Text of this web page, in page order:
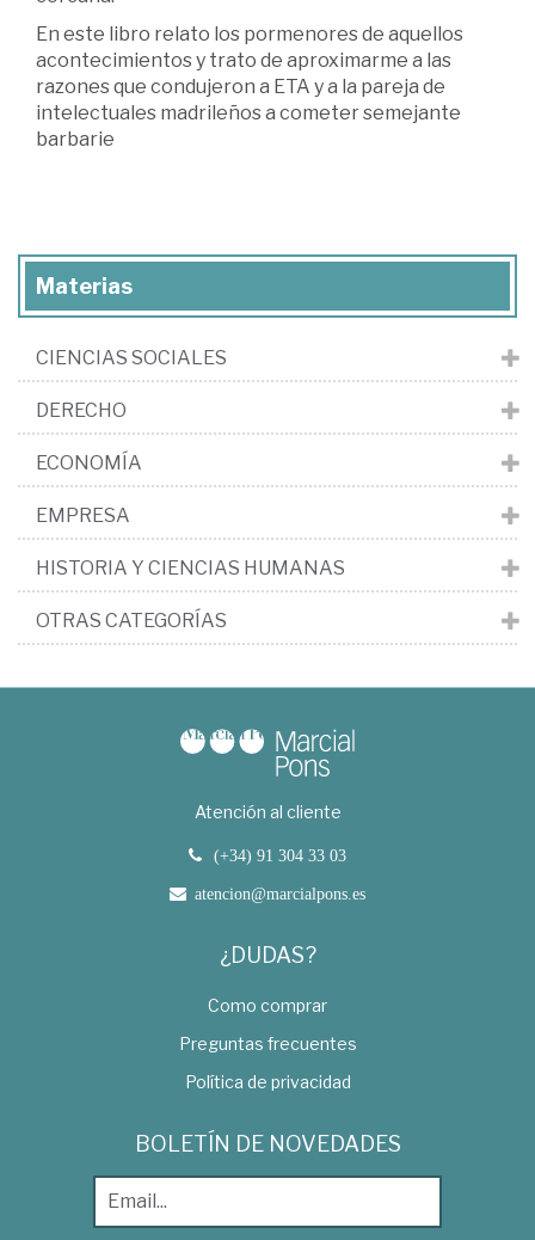
En este libro relato los pormenores de aquellos
acontecimientos y trato de aproximarme a las
razones que condujeron a ETA y a la pareja de
intelectuales madrileños a cometer semejante
barbarie
Materias
CIENCIAS SOCIALES
DERECHO
ECONOMÍA
EMPRESA
HISTORIA Y CIENCIAS HUMANAS
OTRAS CATEGORÍAS
Atención al cliente
(+34) 91 304 33 03
atencion@marcialpons.es
¿DUDAS?
Como comprar
Preguntas frecuentes
Política de privacidad
BOLETÍN DE NOVEDADES